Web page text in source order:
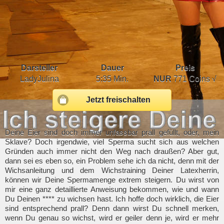
Darsteller Dauer
Preis
LadyJulina
5:35 Min. NUR771 Coins √
Jetzt freischalten
Deine Eier sind doch immer unfassbar prall gefüllt, oder, mein
Sklave? Doch irgendwie, viel Sperma sucht sich aus welchen
Gründen auch immer nicht den Weg nach draußen? Aber gut,
dann sei es eben so, ein Problem sehe ich da nicht, denn mit der
Wichsanleitung und dem Wichstraining Deiner Latexherrin,
können wir Deine Spermamenge extrem steigern. Du wirst von
mir eine ganz detaillierte Anweisung bekommen, wie und wann
Du Deinen **** zu wichsen hast. Ich hoffe doch wirklich, die Eier
sind entsprechend prall? Denn dann wirst Du schnell merken,
wenn Du genau so wichst, wird er geiler denn je, wird er mehr